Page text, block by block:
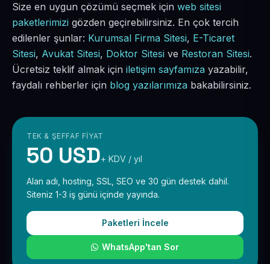
Size en uygun çözümü seçmek için web sitesi
paketlerimizi gözden geçirebilirsiniz. En çok tercih
edilenler şunlar: Kurumsal Firma Sitesi, E-Ticaret
Sitesi, Avukat Sitesi, Doktor Sitesi ve Restoran Sitesi.
Ücretsiz teklif almak için iletişim sayfamıza yazabilir,
faydalı rehberler için blog yazılarımıza bakabilirsiniz.
TEK & ŞEFFAF FIYAT
50 USD+ KDV / yıl
Alan adı, hosting, SSL, SEO ve 30 gün destek dahil.
Siteniz 1-3 iş günü içinde yayında.
Paketleri İncele
WhatsApp'tan Sor